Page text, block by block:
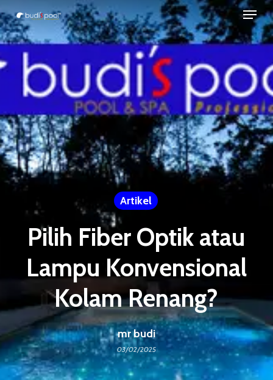
Skip
to
main
content
Menu
Artikel
Pilih Fiber Optik atau
Lampu Konvensional
Kolam Renang?
mr budi
03/02/2025
Close
Menu